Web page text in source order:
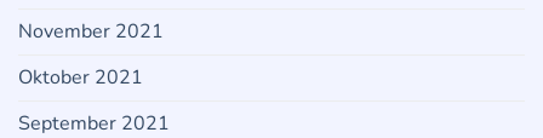
November 2021
Oktober 2021
September 2021